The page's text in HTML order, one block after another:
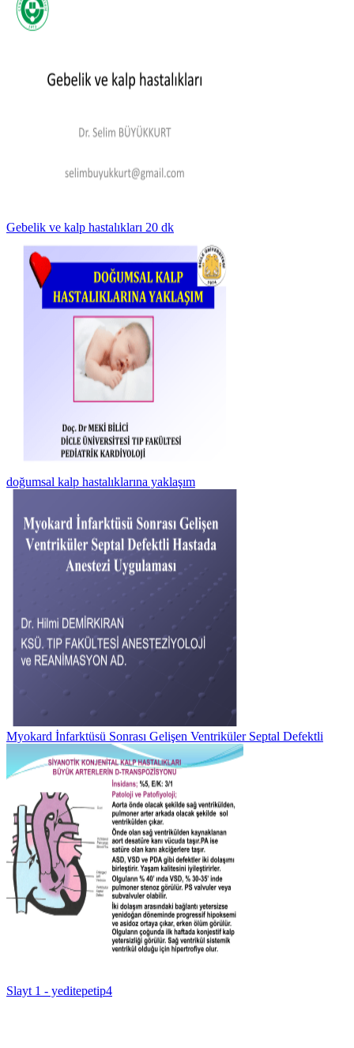
Gebelik ve kalp hastalıkları 20 dk
doğumsal kalp hastalıklarına yaklaşım
Myokard İnfarktüsü Sonrası Gelişen Ventriküler Septal Defektli
Slayt 1 - yeditepetip4